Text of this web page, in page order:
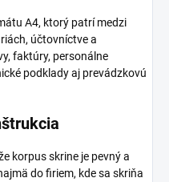
A4, ktorý patrí medzi
účtovníctve a
faktúry, personálne
podklady aj prevádzkovú
korpus skrine je pevný a
do firiem, kde sa skriňa